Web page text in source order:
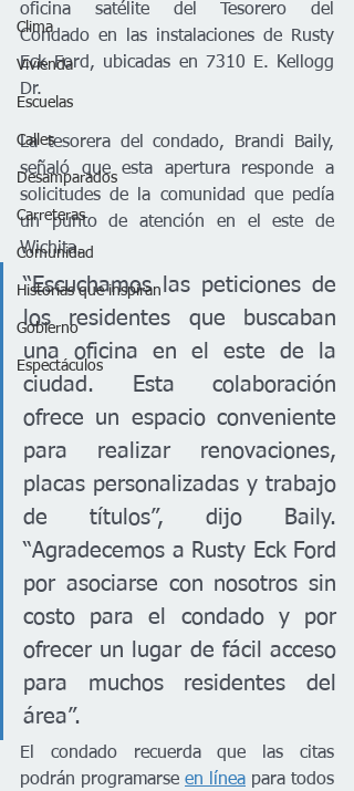
Clima
Vivienda
Escuelas
Calles
Desamparados
Carreteras
Comunidad
Historias que inspiran
Gobierno
Espectáculos
oficina satélite del Tesorero del
Condado en las instalaciones de Rusty
Eck Ford, ubicadas en 7310 E. Kellogg
Dr.
La tesorera del condado, Brandi Baily,
señaló que esta apertura responde a
solicitudes de la comunidad que pedía
un punto de atención en el este de
Wichita.
“Escuchamos las peticiones de
los residentes que buscaban
una oficina en el este de la
ciudad. Esta colaboración
ofrece un espacio conveniente
para realizar renovaciones,
placas personalizadas y trabajo
de títulos”, dijo Baily.
“Agradecemos a Rusty Eck Ford
por asociarse con nosotros sin
costo para el condado y por
ofrecer un lugar de fácil acceso
para muchos residentes del
área”.
El condado recuerda que las citas
podrán programarse en línea para todos